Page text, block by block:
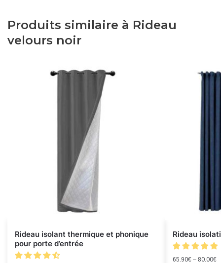
Produits similaire à Rideau
velours noir
Rideau isolant thermique et phonique
pour porte d’entrée
Rideau
65.90€ – 80.00€